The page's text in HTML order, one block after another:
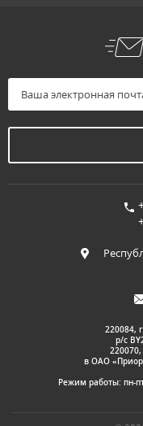
220084,
р/с
в ОАО
Режим работы: пн-